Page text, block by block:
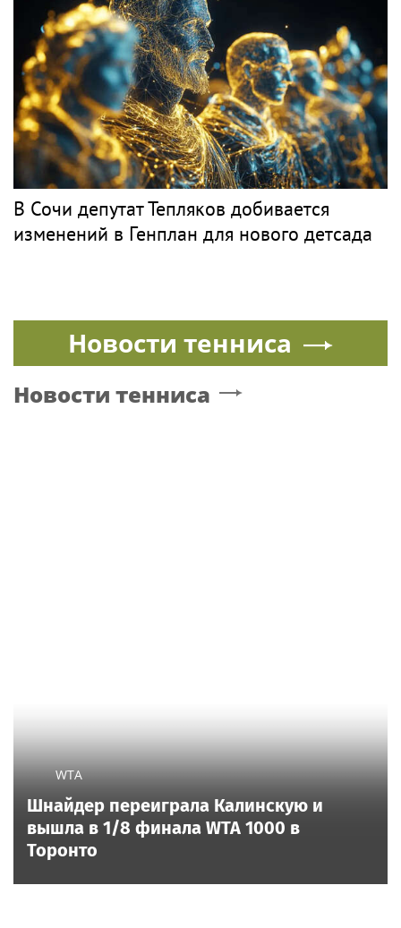
В Сочи депутат Тепляков добивается
изменений в Генплан для нового детсада
Новости тенниса
Новости тенниса
WTA
Шнайдер переиграла Калинскую и
вышла в 1/8 финала WTA 1000 в
Торонто